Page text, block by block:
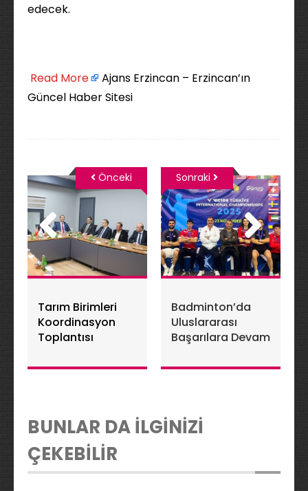
edecek.
Read More
Ajans Erzincan – Erzincan’ın
Güncel Haber Sitesi
Tarım Birimleri
Koordinasyon
Toplantısı
Önceki
Badminton’da
Uluslararası
Başarılara Devam
Sonraki
BUNLAR DA İLGİNİZİ
ÇEKEBİLİR